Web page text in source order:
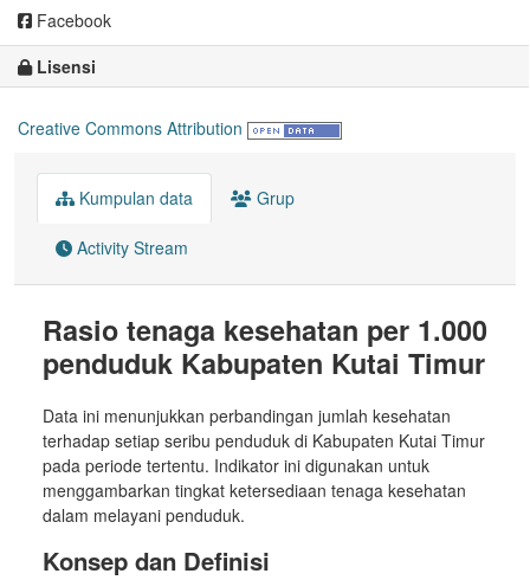
Facebook
Lisensi
Creative Commons Attribution
Kumpulan data Grup
Activity Stream
Rasio tenaga kesehatan per 1.000
penduduk Kabupaten Kutai Timur
Data ini menunjukkan perbandingan jumlah kesehatan
terhadap setiap seribu penduduk di Kabupaten Kutai Timur
pada periode tertentu. Indikator ini digunakan untuk
menggambarkan tingkat ketersediaan tenaga kesehatan
dalam melayani penduduk.
Konsep dan Definisi